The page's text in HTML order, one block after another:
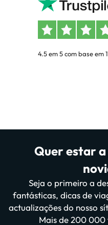
4.5 em 5 com base em
Quer estar
Seja o primeiro a
fantásticas, dicas de
actualizações do nosso
Mais de 200 000